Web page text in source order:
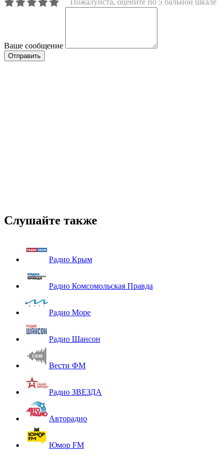
Ваше сообщение
Слушайте также
Радио Крым
Радио Комсомольская Правда
Радио Море
Радио Шансон
Вести ФМ
Радио ЗВЕЗДА
Авторадио
Юмор FM